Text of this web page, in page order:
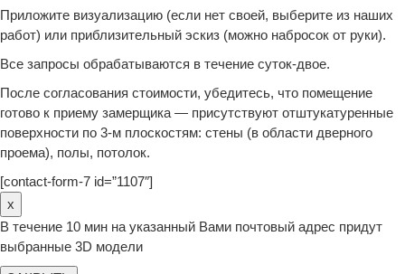
Приложите визуализацию (если нет своей, выберите из наших
работ) или приблизительный эскиз (можно набросок от руки).
Все запросы обрабатываются в течение суток-двое.
После согласования стоимости, убедитесь, что помещение
готово к приему замерщика — присутствуют отштукатуренные
поверхности по 3-м плоскостям: стены (в области дверного
проема), полы, потолок.
[contact-form-7 id=”1107″]
x
В течение 10 мин на указанный Вами почтовый адрес придут
выбранные 3D модели